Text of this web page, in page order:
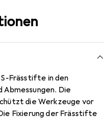
Frässtifte in den
Abmessungen. Die
die Werkzeuge vor
Fixierung der Frässtifte